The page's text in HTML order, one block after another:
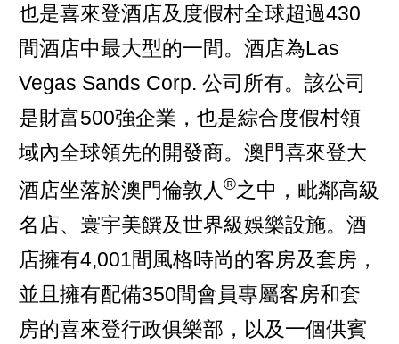
也是喜來登酒店及度假村全球超過430
間酒店中最大型的一間。酒店為Las
Vegas Sands Corp. 公司所有。該公司
是財富500強企業，也是綜合度假村領
域內全球領先的開發商。澳門喜來登大
酒店坐落於澳門倫敦人 ®之中，毗鄰高級
名店、寰宇美饌及世界級娛樂設施。酒
店擁有4,001間風格時尚的客房及套房，
並且擁有配備350間會員專屬客房和套
房的喜來登行政俱樂部，以及一個供賓